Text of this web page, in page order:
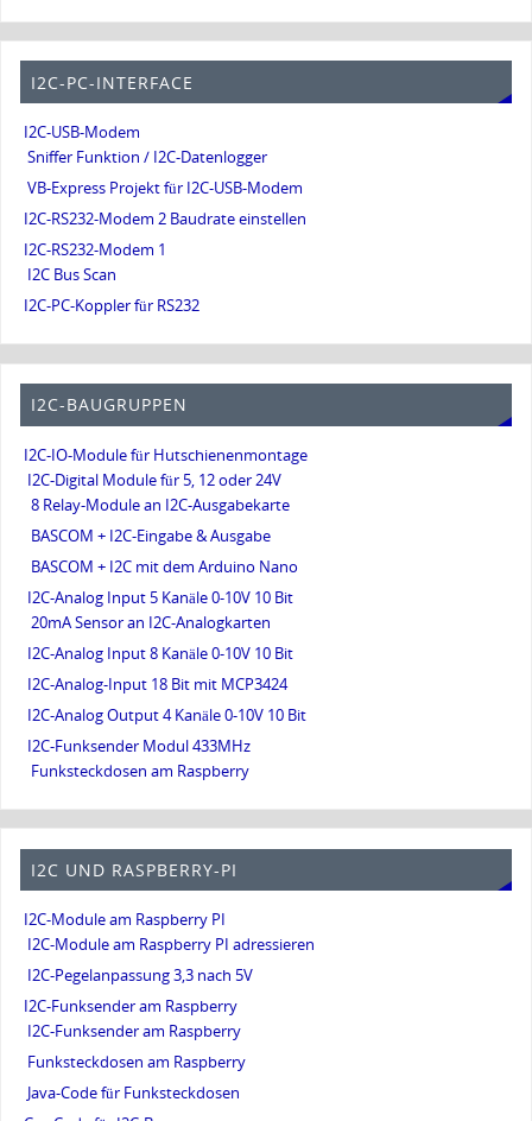
I2C-PC-INTERFACE
I2C-USB-Modem
Sniffer Funktion / I2C-Datenlogger
VB-Express Projekt für I2C-USB-Modem
I2C-RS232-Modem 2 Baudrate einstellen
I2C-RS232-Modem 1
I2C Bus Scan
I2C-PC-Koppler für RS232
I2C-BAUGRUPPEN
I2C-IO-Module für Hutschienenmontage
I2C-Digital Module für 5, 12 oder 24V
8 Relay-Module an I2C-Ausgabekarte
BASCOM + I2C-Eingabe & Ausgabe
BASCOM + I2C mit dem Arduino Nano
I2C-Analog Input 5 Kanäle 0-10V 10 Bit
20mA Sensor an I2C-Analogkarten
I2C-Analog Input 8 Kanäle 0-10V 10 Bit
I2C-Analog-Input 18 Bit mit MCP3424
I2C-Analog Output 4 Kanäle 0-10V 10 Bit
I2C-Funksender Modul 433MHz
Funksteckdosen am Raspberry
I2C UND RASPBERRY-PI
I2C-Module am Raspberry PI
I2C-Module am Raspberry PI adressieren
I2C-Pegelanpassung 3,3 nach 5V
I2C-Funksender am Raspberry
I2C-Funksender am Raspberry
Funksteckdosen am Raspberry
Java-Code für Funksteckdosen